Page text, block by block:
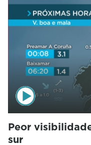
Peor
sur